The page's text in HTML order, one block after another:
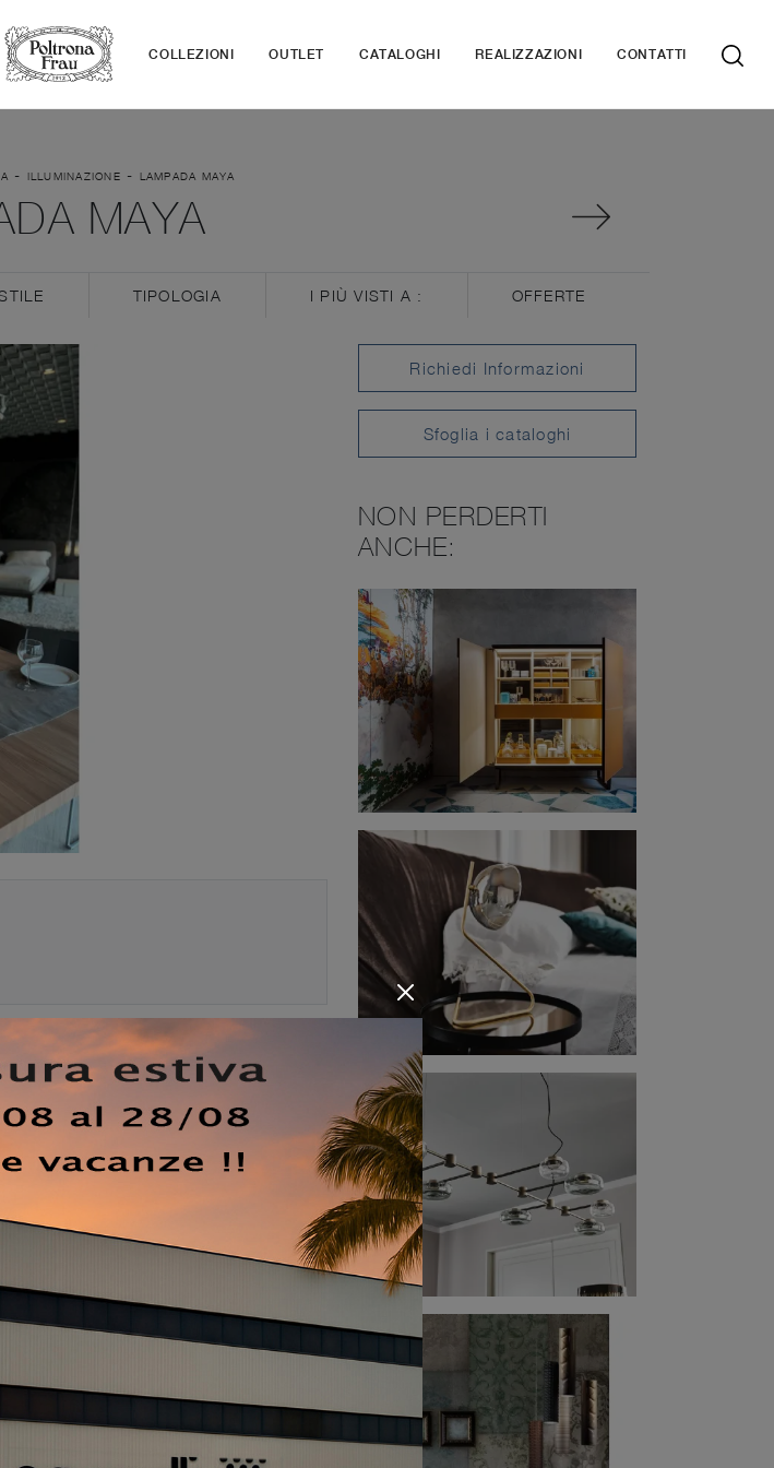
COLLEZIONI OUTLET CATALOGHI REALIZZAZIONI CONTATTI
- ILLUMINAZIONE - LAMPADA MAYA
MAYA
TIPOLOGIA I PIÙ VISTI A : OFFERTE
perfetto tra eleganza e
un tocco di design
accogliente e sofisticata.
mentre il vetro sabbiato
perfetta per ambienti come
armoniosamente in qualsiasi
e proprio pezzo d'arte che cattura
cucina diventa subito protagonista
speciale per rinnovo expo. Non
di design italiano a un prezzo
Richiedi Informazioni
Sfoglia i cataloghi
NON PERDERTI
ANCHE: